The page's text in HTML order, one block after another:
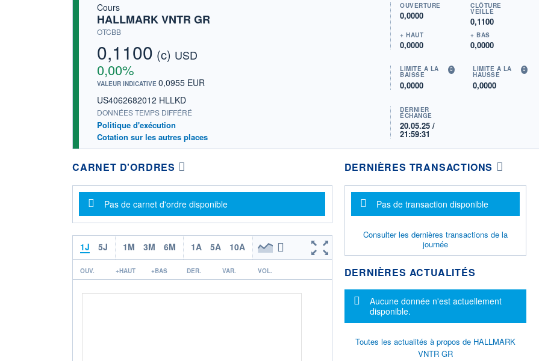
Cours
HALLMARK VNTR GR
OTCBB
0,1100 (c) USD
0,00%
VALEUR INDICATIVE 0,0955 EUR
US4062682012 HLLKD
DONNÉES TEMPS DIFFÉRÉ
Politique d'exécution
Cotation sur les autres places
OUVERTURE
0,0000
CLÔTURE
VEILLE
0,1100
+ HAUT
0,0000
+ BAS
0,0000
LIMITE À LA
BAISSE
0,0000
LIMITE À LA
HAUSSE
0,0000
DERNIER
ÉCHANGE
20.05.25 /
21:59:31
CARNET D'ORDRES
Message d'information
Pas de carnet d'ordre disponible
1J 5J 1M 3M 6M 1A 5A 10A
OUV. +HAUT +BAS DER. VAR. VOL.
DERNIÈRES TRANSACTIONS
Message d'information
Pas de transaction disponible
Consulter les dernières transactions de la
journée
DERNIÈRES ACTUALITÉS
Message d'information
Aucune donnée n'est actuellement
disponible.
Toutes les actualités à propos de HALLMARK
VNTR GR